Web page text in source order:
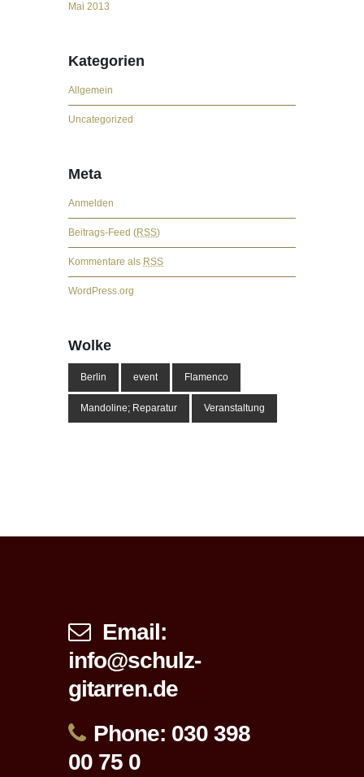
Mai 2013
Kategorien
Allgemein
Uncategorized
Meta
Anmelden
Beitrags-Feed (RSS)
Kommentare als RSS
WordPress.org
Wolke
Berlin event Flamenco
Mandoline; Reparatur Veranstaltung
Email:
info@schulz-
gitarren.de
Phone: 030 398
00 75 0